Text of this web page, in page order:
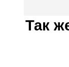
Так